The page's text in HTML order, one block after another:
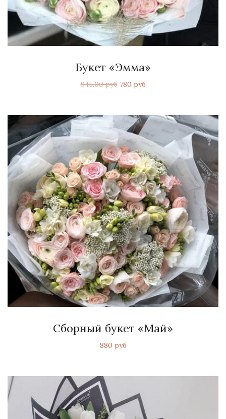
Букет «Эмма»
945.00 руб 780 руб
Сборный букет «Май»
880 руб